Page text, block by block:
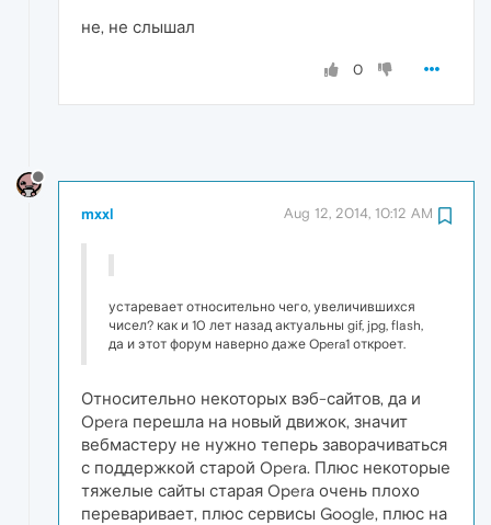
не, не слышал
0
mxxl Aug 12, 2014, 10:12 AM
устаревает относительно чего, увеличившихся
чисел? как и 10 лет назад актуальны gif, jpg, flash,
да и этот форум наверно даже Opera1 откроет.
Относительно некоторых вэб-сайтов, да и
Opera перешла на новый движок, значит
вебмастеру не нужно теперь заворачиваться
с поддержкой старой Opera. Плюс некоторые
тяжелые сайты старая Opera очень плохо
переваривает, плюс сервисы Google, плюс на